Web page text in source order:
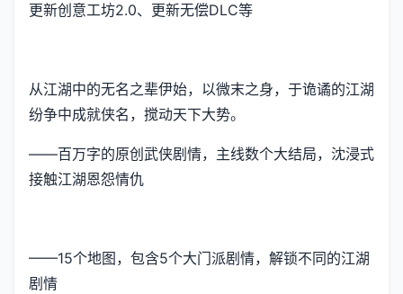
更新创意工坊2.0、更新无偿DLC等
从江湖中的无名之辈伊始，以微末之身，于诡谲的江湖
纷争中成就侠名，搅动天下大势。
——百万字的原创武侠剧情，主线数个大结局，沈浸式
接触江湖恩怨情仇
——15个地图，包含5个大门派剧情，解锁不同的江湖
剧情